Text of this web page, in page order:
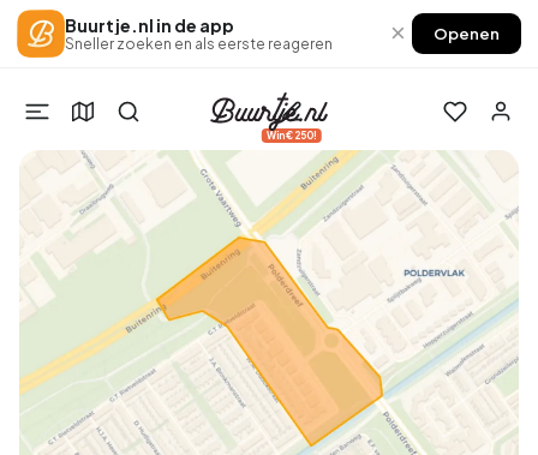
Buurtje.nl in de app
Sneller zoeken en als eerste reageren × Openen
Win €250!